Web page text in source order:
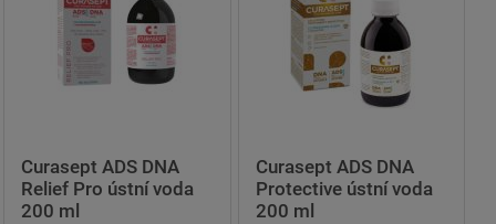
Curasept ADS DNA
Relief Pro ústní voda
200 ml
Curasept ADS DNA
Protective ústní voda
200 ml